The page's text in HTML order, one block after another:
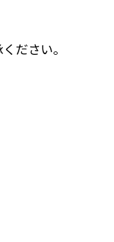
ださい。